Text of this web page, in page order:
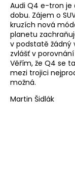
Audi Q4 e-tron je
dobu. Zájem o
kruzích nová
planetu
v podstatě žádný
zvlášť v
Věřím, že Q4 se
mezi trojici
možná.
Martin Šidlák